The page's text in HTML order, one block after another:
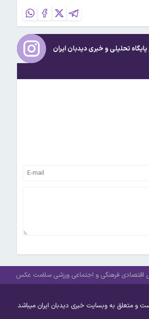
تحلیلی و خبریدیدبان ایران
اقتصادی فرهنگی و اجتماعی ورزشی سلامت عکس
متعلق به وبسایت خبری دیدبان ایران میباشد